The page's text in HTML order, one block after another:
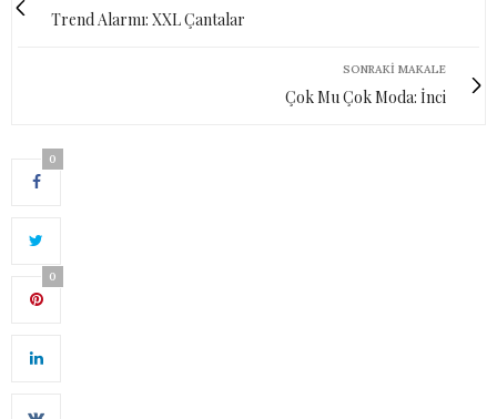
Trend Alarmı: XXL Çantalar
SONRAKI MAKALE
Çok Mu Çok Moda: İnci
0
0